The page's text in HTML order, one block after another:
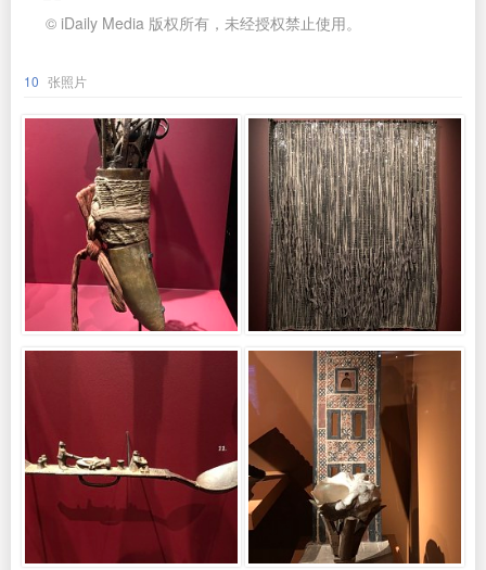
© iDaily Media 版权所有，未经授权禁止使用。
10 张照片